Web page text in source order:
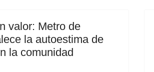
valor: Metro de
la autoestima de
la comunidad